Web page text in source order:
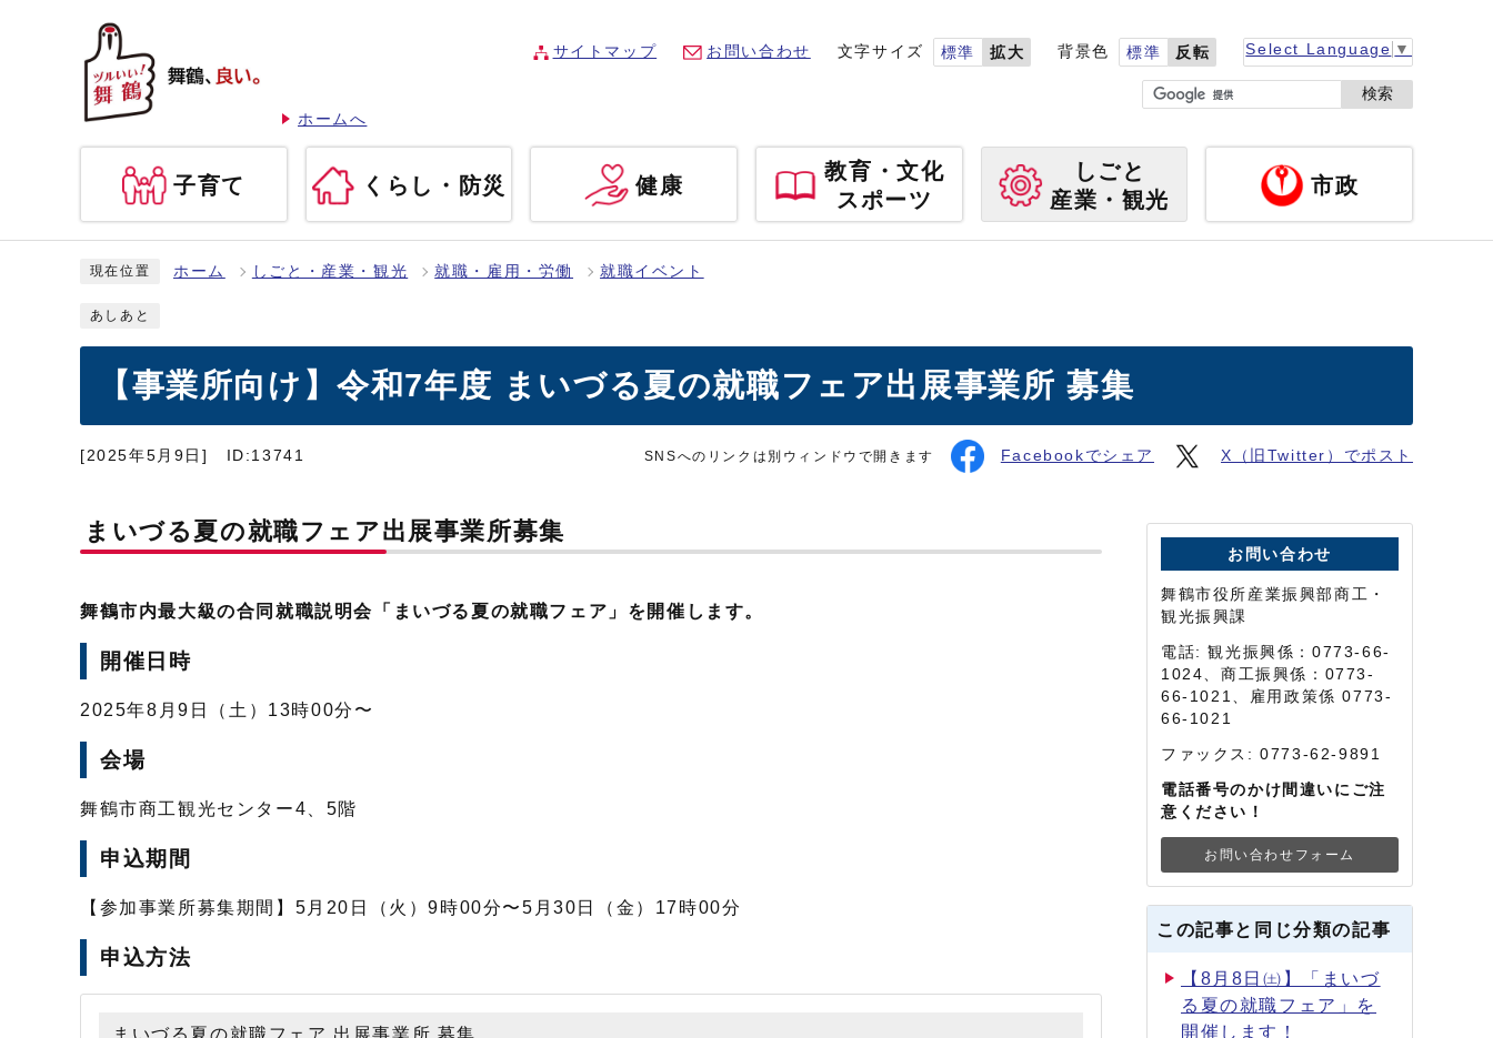
ホームへ
サイトマップ お問い合わせ 文字サイズ 標準 拡大 背景色 標準 反転 Select Language ▼
検索
子育て くらし・防災 健康
教育・文化
スポーツ
しごと
産業・観光
市政
現在位置 ホーム しごと・産業・観光 就職・雇用・労働 就職イベント
あしあと
【事業所向け】令和7年度 まいづる夏の就職フェア出展事業所 募集
[2025年5月9日] ID:13741 SNSへのリンクは別ウィンドウで開きます Facebookでシェア X（旧Twitter）でポスト
まいづる夏の就職フェア出展事業所募集
舞鶴市内最大級の合同就職説明会「まいづる夏の就職フェア」を開催します。
開催日時
2025年8月9日（土）13時00分〜
会場
舞鶴市商工観光センター4、5階
申込期間
【参加事業所募集期間】5月20日（火）9時00分〜5月30日（金）17時00分
申込方法
まいづる夏の就職フェア 出展事業所 募集
お問い合わせ
舞鶴市役所産業振興部商工・
観光振興課
電話: 観光振興係：0773-66-
1024、商工振興係：0773-
66-1021、雇用政策係 0773-
66-1021
ファックス: 0773-62-9891
電話番号のかけ間違いにご注
意ください！
お問い合わせフォーム
この記事と同じ分類の記事
【8月8日㈯】「まいづ
る夏の就職フェア」を
開催します！